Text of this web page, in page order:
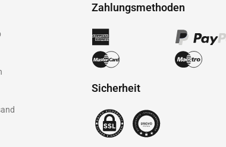
Zahlungsmethoden
Sicherheit